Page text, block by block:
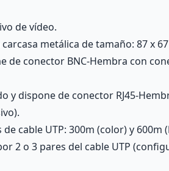
de vídeo.
metálica de tamaño: 87 x
de conector BNC-Hembra con
y dispone de conector RJ45-
cable UTP: 300m (color) y 600m
2 o 3 pares del cable UTP